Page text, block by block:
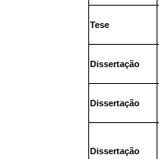
Tese
Dissertação
Dissertação
Dissertação